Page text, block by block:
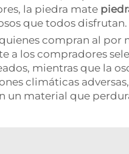
la piedra mate
que todos disfrutan.
compran al
a los compradores
mientras que la
climáticas
un material que